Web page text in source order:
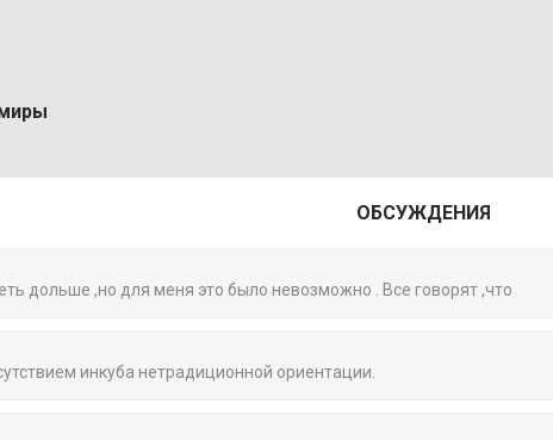
ОБСУЖДЕНИЯ
дольше ,но для меня это было невозможно . Все говорят ,что
инкуба нетрадиционной ориентации.